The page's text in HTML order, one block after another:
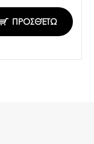
ΠΡΟΣΘΈΤΩ